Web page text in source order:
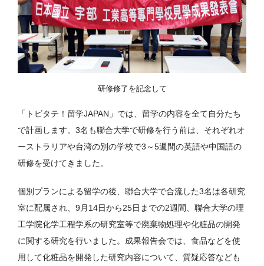
研修修了を記念して
「トビタテ！留学JAPAN」では、留学の内容を全て自分たち
で計画します。3名も聯合大学で研修を行う前は、それぞれオ
ーストラリアや台湾の別の学校で3～5週間の英語や中国語の
研修を受けてきました。
個別プランによる留学の後、聯合大学で合流した3名は各研究
室に配属され、9月14日から25日までの2週間、聯合大学の理
工学院化学工程学系の研究室等で廃棄物処理や化粧品の開発
に関する研究を行いました。成果報告会では、食品などを使
用して化粧品を開発した研究内容について、質疑応答なども